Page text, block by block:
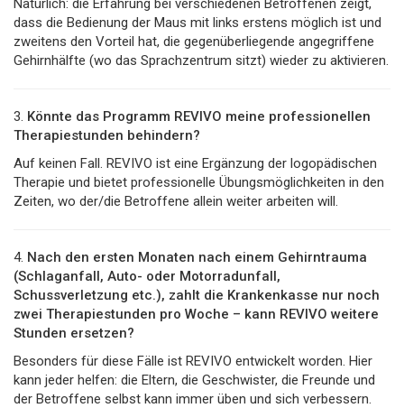
Natürlich: die Erfahrung bei verschiedenen Betroffenen zeigt,
dass die Bedienung der Maus mit links erstens möglich ist und
zweitens den Vorteil hat, die gegenüberliegende angegriffene
Gehirnhälfte (wo das Sprachzentrum sitzt) wieder zu aktivieren.
3. Könnte das Programm REVIVO meine professionellen
Therapiestunden behindern?
Auf keinen Fall. REVIVO ist eine Ergänzung der logopädischen
Therapie und bietet professionelle Übungsmöglichkeiten in den
Zeiten, wo der/die Betroffene allein weiter arbeiten will.
4. Nach den ersten Monaten nach einem Gehirntrauma
(Schlaganfall, Auto- oder Motorradunfall,
Schussverletzung etc.), zahlt die Krankenkasse nur noch
zwei Therapiestunden pro Woche – kann REVIVO weitere
Stunden ersetzen?
Besonders für diese Fälle ist REVIVO entwickelt worden. Hier
kann jeder helfen: die Eltern, die Geschwister, die Freunde und
der Betroffene selbst kann immer üben und sich verbessern.